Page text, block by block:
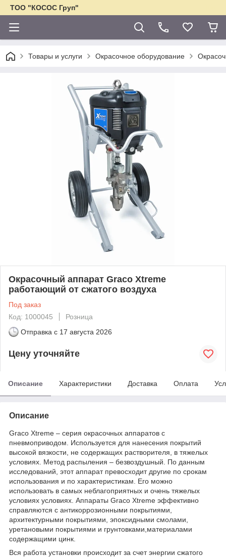
ТОО "КОСОС Груп"
Товары и услуги Окрасочное оборудование
Окрасочный аппарат Graco Xtreme
работающий от сжатого воздуха
Под заказ
Код: 1000045
Розница
Отправка с 17 августа 2026
Цену уточняйте
Описание Характеристики Доставка Оплата
Описание
Graco Xtreme – серия окрасочных аппаратов с
пневмоприводом. Используется для нанесения покрытий
высокой вязкости, не содержащих растворителя, в тяжелых
условиях. Метод распыления – безвоздушный. По данным
исследований, этот аппарат превосходит другие по срокам
использования и по характеристикам. Его можно
использовать в самых неблагоприятных и очень тяжелых
условиях условиях. Аппараты Graco Xtreme эффективно
справляются с антикоррозионными покрытиями,
архитектурными покрытиями, эпоксидными смолами,
уретановыми покрытиями и грунтовками,материалами
содержащими цинк.
Вся работа установки происходит за счет энергии сжатого